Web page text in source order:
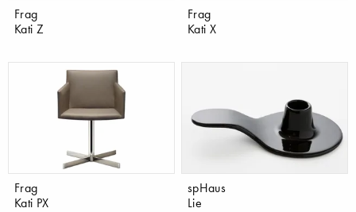
Frag
Kati Z
Frag
Kati X
Frag
Kati PX
spHaus
Lie